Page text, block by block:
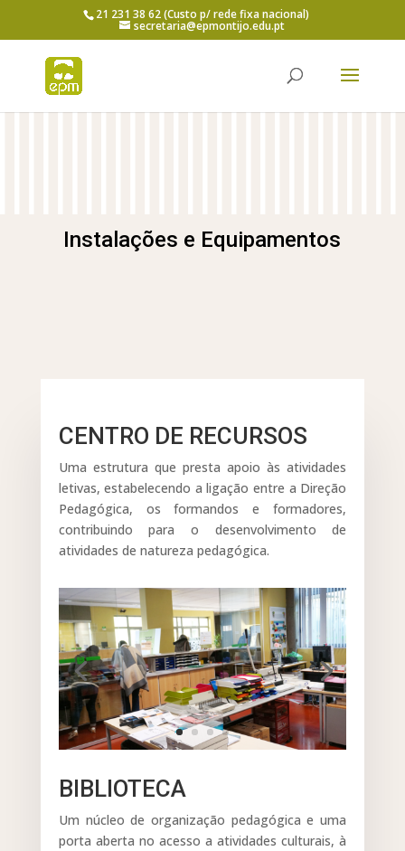
21 231 38 62 (Custo p/ rede fixa nacional)
secretaria@epmontijo.edu.pt
Instalações e Equipamentos
CENTRO DE RECURSOS
Uma estrutura que presta apoio às atividades
letivas, estabelecendo a ligação entre a Direção
Pedagógica, os formandos e formadores,
contribuindo para o desenvolvimento de
atividades de natureza pedagógica.
BIBLIOTECA
Um núcleo de organização pedagógica e uma
porta aberta no acesso a atividades culturais, à